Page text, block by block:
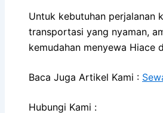
Untuk kebutuhan perjalanan
transportasi yang nyaman,
kemudahan menyewa Hiace
Baca Juga Artikel Kami :
Hubungi Kami :